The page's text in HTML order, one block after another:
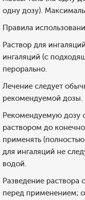
одну дозу).
Правила
Раствор для
ингаляций (с
перорально.
Лечение следует
рекомендуемой дозы.
Рекомендуемую дозу
раствором до
применять
для ингаляций не
водой.
Разведение раствора
перед применением;